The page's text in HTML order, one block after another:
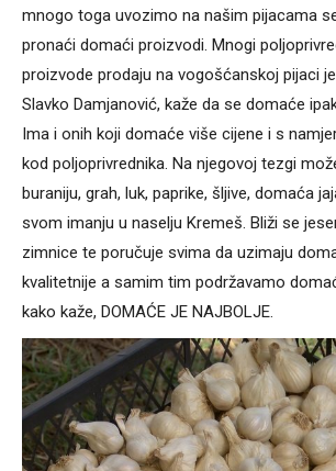
mnogo toga uvozimo na našim pijacama
pronaći domaći proizvodi. Mnogi
proizvode prodaju na vogošćanskoj pijaci
Slavko Damjanović, kaže da se domaće
Ima i onih koji domaće više cijene i s
kod poljoprivrednika. Na njegovoj tezgi
buraniju, grah, luk, paprike, šljive, domaća
svom imanju u naselju Kremeš. Bliži se
zimnice te poručuje svima da uzimaju
kvalitetnije a samim tim podržavamo
kako kaže, DOMAĆE JE NAJBOLJE.